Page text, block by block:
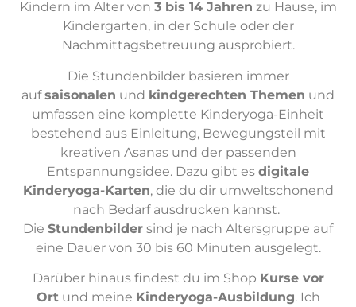
Kindern im Alter von 3 bis 14 Jahren zu Hause, im
Kindergarten, in der Schule oder der
Nachmittagsbetreuung ausprobiert.
Die Stundenbilder basieren immer
aufsaisonalen und kindgerechten Themen und
umfassen eine komplette Kinderyoga-Einheit
bestehend aus Einleitung, Bewegungsteil mit
kreativen Asanas und der passenden
Entspannungsidee. Dazu gibt es digitale
Kinderyoga-Karten, die du dir umweltschonend
nach Bedarf ausdrucken kannst.
Die Stundenbilder sind je nach Altersgruppe auf
eine Dauer von 30 bis 60 Minuten ausgelegt.
Darüber hinaus findest du im Shop Kurse vor
Ortund meine Kinderyoga-Ausbildung. Ich